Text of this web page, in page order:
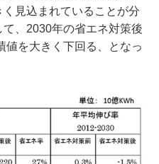
見込まれていることが分
、2030年の省エネ対策後
値を大きく下回る、となっ